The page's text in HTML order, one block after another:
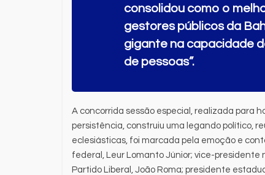
consolidou como o
gestores públicos da
gigante na capacidade
de pessoas”.
A concorrida sessão especial, realizada para
persistência, construiu uma legando político,
eclesiásticas, foi marcada pela emoção e
federal, Leur Lomanto Júnior; vice-presidente
Partido Liberal, João Roma; presidente